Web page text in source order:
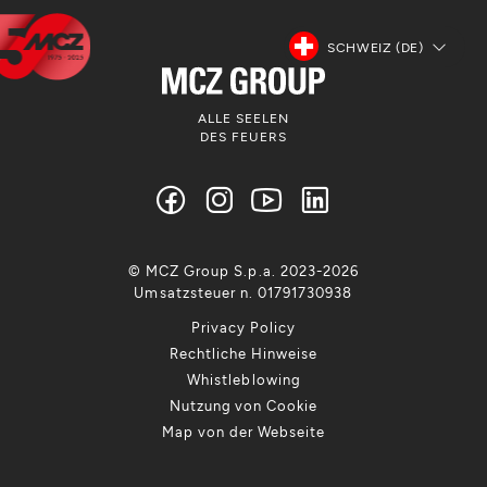
SCHWEIZ (DE)
ALLE SEELEN
DES FEUERS
Privacy Policy
Rechtliche Hinweise
Whistleblowing
Nutzung von Cookie
Map von der Webseite
© MCZ Group S.p.a. 2023-2026
Umsatzsteuer n. 01791730938